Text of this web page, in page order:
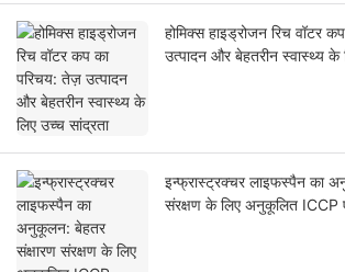
होमिक्स हाइड्रोजन रिच वॉटर
उत्पादन और बेहतरीन स्वास्थ्य के
इन्फ्रास्ट्रक्चर लाइफस्पैन का
संरक्षण के लिए अनुकूलित ICCP